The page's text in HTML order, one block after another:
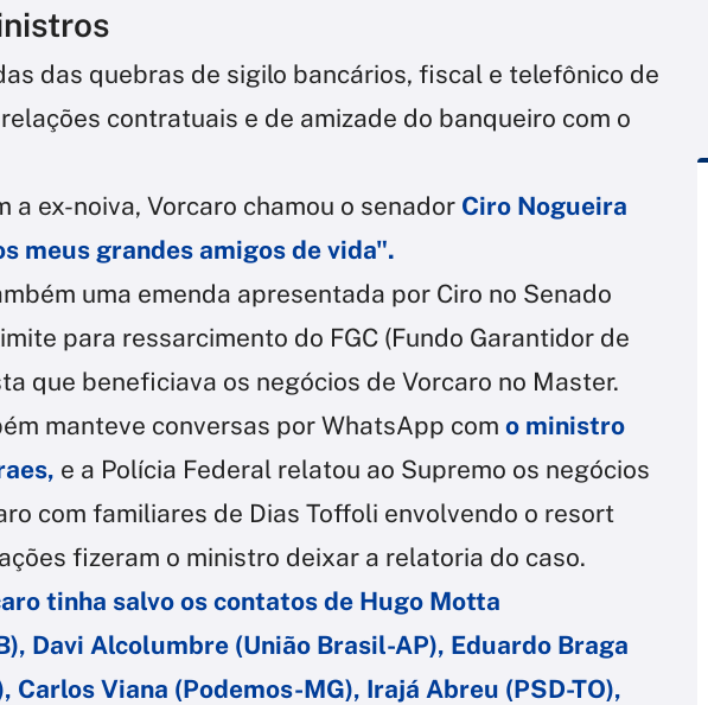
das quebras de sigilo bancários, fiscal e telefônico de
contratuais e de amizade do banqueiro com o
a ex-noiva, Vorcaro chamou o senador Ciro Nogueira
meus grandes amigos de vida".
uma emenda apresentada por Ciro no Senado
para ressarcimento do FGC (Fundo Garantidor de
que beneficiava os negócios de Vorcaro no Master.
manteve conversas por WhatsApp com o ministro
e a Polícia Federal relatou ao Supremo os negócios
com familiares de Dias Toffoli envolvendo o resort
fizeram o ministro deixar a relatoria do caso.
tinha salvo os contatos de Hugo Motta
Davi Alcolumbre (União Brasil-AP), Eduardo Braga
Carlos Viana (Podemos-MG), Irajá Abreu (PSD-TO),